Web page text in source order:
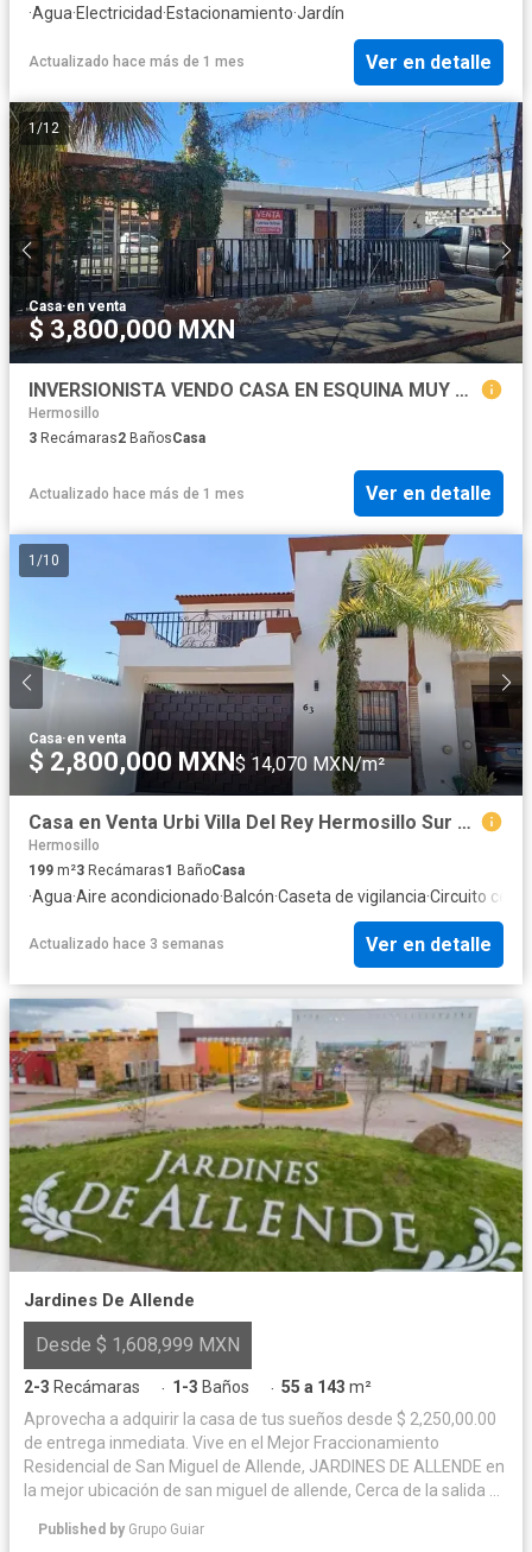
·Agua·Electricidad·Estacionamiento·Jardín
Actualizado hace más de 1 mes Ver en detalle
1/12
Casa·en venta
$ 3,800,000 MXN
INVERSIONISTA VENDO CASA EN ESQUINA MUY BUENA UBICACIÓN PARA TU NEGOCIO A UNA CUADRA DEL BLVD. LUIS ENCINAS EN HERMOSILLO SONORA
Hermosillo
3 Recámaras2 BañosCasa
Actualizado hace más de 1 mes Ver en detalle
1 /10
Casa·en venta
$ 2,800,000 MXN$ 14,070 MXN/m²
Casa en Venta Urbi Villa Del Rey Hermosillo Sur Equipada Cerrada
Hermosillo
199 m²3 Recámaras1 BañoCasa
·Agua·Aire acondicionado·Balcón·Caseta de vigilancia·Circuito
Actualizado hace 3 semanas Ver en detalle
Jardines De Allende
Desde $ 1,608,999 MXN
2-3 Recámaras · 1-3 Baños · 55 a 143 m²
Aprovecha a adquirir la casa de tus sueños desde $ 2,250,00.00
de entrega inmediata. Vive en el Mejor Fraccionamiento
Residencial de San Miguel de Allende, JARDINES DE ALLENDE en
la mejor ubicación de san miguel de allende, Cerca de la salida a
además a 500 metros de Liverpool. Nuestras amenidades
Published by Grupo Guiar